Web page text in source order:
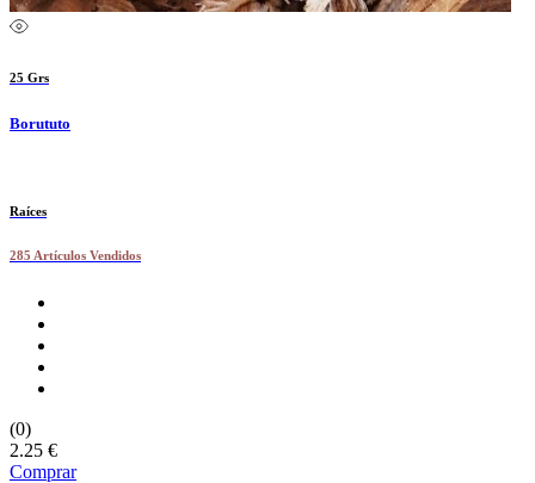
25 Grs
Borututo
Raíces
285 Artículos Vendidos
(0)
2.25 €
Comprar